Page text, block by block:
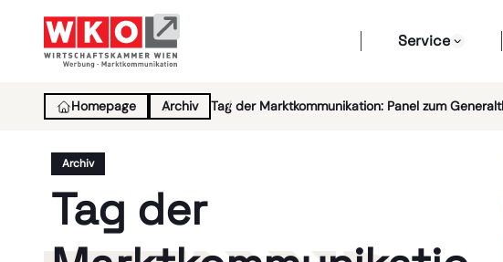
Service
Homepage Archiv Tag der Marktkommunikation: Panel zum
Archiv
Tag der